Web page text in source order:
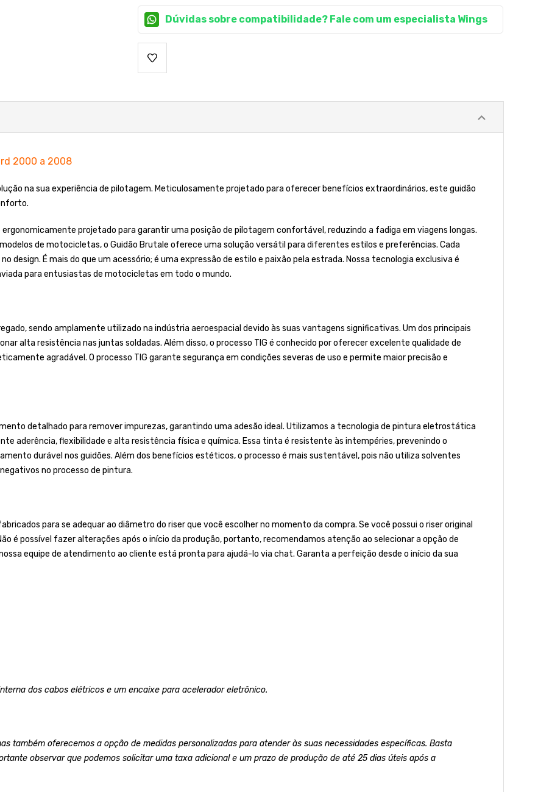
Dúvidas sobre compatibilidade? Fale com um especialista Wings
2000 a 2008
na sua experiência de pilotagem. Meticulosamente projetado para oferecer benefícios extraordinários, este guidão
projetado para garantir uma posição de pilotagem confortável, reduzindo a fadiga em viagens longas.
de motocicletas, o Guidão Brutale oferece uma solução versátil para diferentes estilos e preferências. Cada
design. É mais do que um acessório; é uma expressão de estilo e paixão pela estrada. Nossa tecnologia exclusiva é
para entusiastas de motocicletas em todo o mundo.
sendo amplamente utilizado na indústria aeroespacial devido às suas vantagens significativas. Um dos principais
alta resistência nas juntas soldadas. Além disso, o processo TIG é conhecido por oferecer excelente qualidade de
agradável. O processo TIG garante segurança em condições severas de uso e permite maior precisão e
detalhado para remover impurezas, garantindo uma adesão ideal. Utilizamos a tecnologia de pintura eletrostática
aderência, flexibilidade e alta resistência física e química. Essa tinta é resistente às intempéries, prevenindo o
durável nos guidões. Além dos benefícios estéticos, o processo é mais sustentável, pois não utiliza solventes
no processo de pintura.
para se adequar ao diâmetro do riser que você escolher no momento da compra. Se você possui o riser original
é possível fazer alterações após o início da produção, portanto, recomendamos atenção ao selecionar a opção de
equipe de atendimento ao cliente está pronta para ajudá-lo via chat. Garanta a perfeição desde o início da sua
dos cabos elétricos e um encaixe para acelerador eletrônico.
também oferecemos a opção de medidas personalizadas para atender às suas necessidades específicas. Basta
observar que podemos solicitar uma taxa adicional e um prazo de produção de até 25 dias úteis após a